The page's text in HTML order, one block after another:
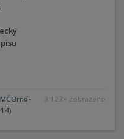
3 123× zobrazeno
Brno-